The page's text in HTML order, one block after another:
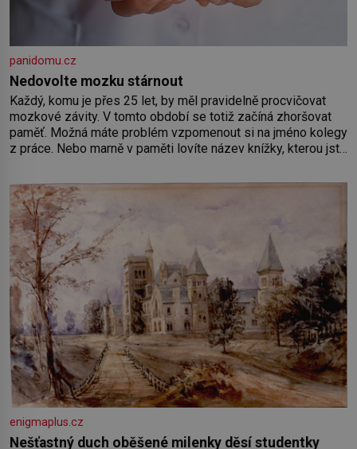
panidomu.cz
Nedovolte mozku stárnout
Každý, komu je přes 25 let, by měl pravidelně procvičovat
mozkové závity. V tomto období se totiž začíná zhoršovat
paměť. Možná máte problém vzpomenout si na jméno kolegy
z práce. Nebo marně v paměti lovíte název knížky, kterou jste
paměť rozhodla stávkovat. Cvičte
enigmaplus.cz
Nešťastný duch oběšené milenky děsí studentky